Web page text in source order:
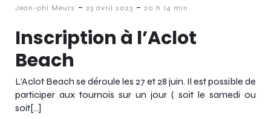
Jean-phi Meurs - 23 avril 2023 - 20 h 14 min
Inscription à l’Aclot
Beach
L’Aclot Beach se déroule les 27 et 28 juin. Il est possible de
participer aux tournois sur un jour ( soit le samedi ou
soit[…]